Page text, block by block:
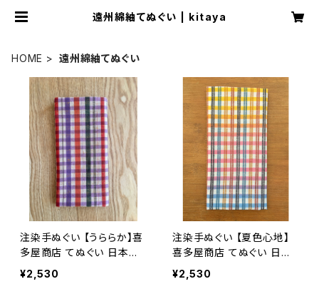
遠州綿紬てぬぐい | kitaya
HOME 遠州綿紬てぬぐい
注染手ぬぐい 【うららか】喜
多屋商店 てぬぐい 日本製
遠州綿紬 縞 ボーダー チェ
ック
¥2,530
注染手ぬぐい 【夏色心地】
喜多屋商店 てぬぐい 日本
製 遠州綿紬 縞 ボーダー
チェック
¥2,530